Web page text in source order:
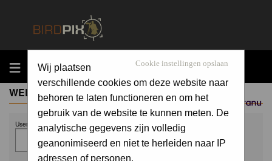
MENU
Sponsored by
Cookie instellingen opslaan
Wij plaatsen
verschillende cookies om deze website naar
behoren te laten functioneren en om het
gebruik van de website te kunnen meten. De
analytische gegevens zijn volledig
geanonimiseerd en niet te herleiden naar IP
adressen of personen.
WELCOME GUEST
Username: